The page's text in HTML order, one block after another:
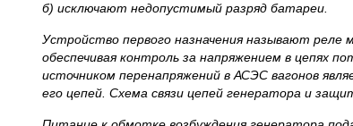
б) исключают недопустимый разряд батареи.
Устройство первого назначения называют реле
обеспечивая контроль за напряжением в цепях
источником перенапряжений в АСЭС вагонов
его цепей. Схема связи цепей генератора и